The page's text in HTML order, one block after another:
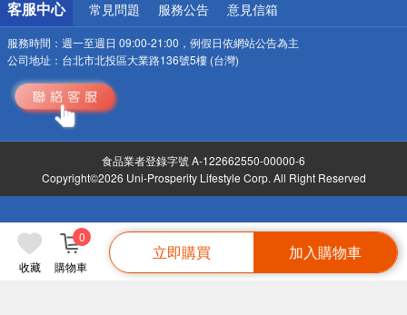
收藏 購物車
0
立即購買 加入購物車
客服中心 常見問題 服務公告 意見信箱
服務時間： 週一至週日 09:00-21:00，例假日依網站公告為主
公司地址： 台北市北投區大業路136號5樓 (台灣)
食品業者登錄字號 A-122662550-00000-6
Copyright©2026 Uni-Prosperity Lifestyle Corp. All Right Reserved